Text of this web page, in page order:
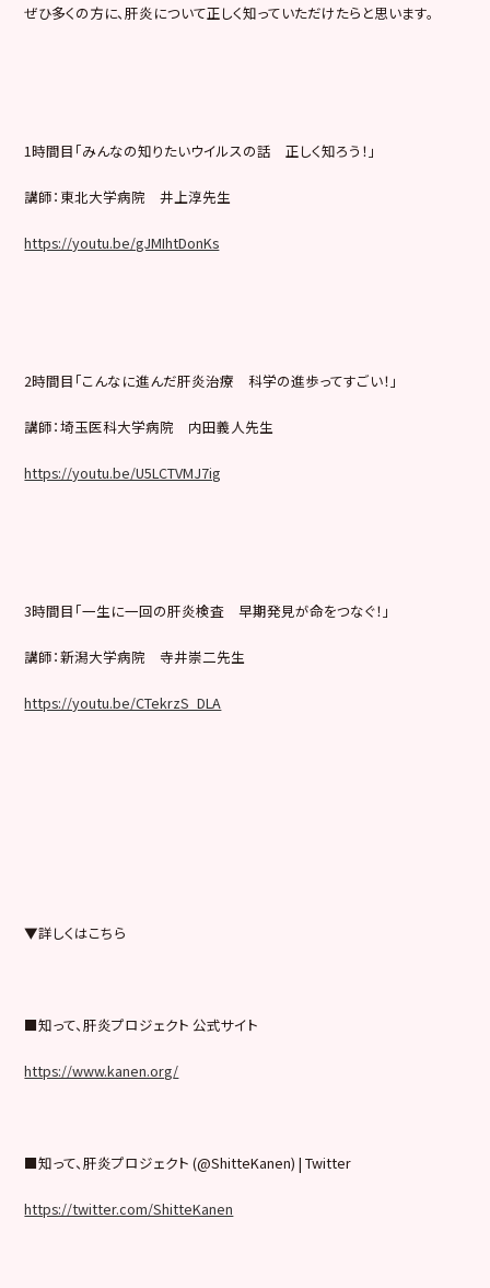
ぜひ多くの方に、肝炎について正しく知っていただけたらと思います。
1時間目「みんなの知りたいウイルスの話 正しく知ろう！」
講師：東北大学病院 井上淳先生
https://youtu.be/gJMIhtDonKs
2時間目「こんなに進んだ肝炎治療 科学の進歩ってすごい！」
講師：埼玉医科大学病院 内田義人先生
https://youtu.be/U5LCTVMJ7ig
3時間目「一生に一回の肝炎検査 早期発見が命をつなぐ！」
講師：新潟大学病院 寺井崇二先生
https://youtu.be/CTekrzS_DLA
▼詳しくはこちら
■知って、肝炎プロジェクト 公式サイト
https://www.kanen.org/
■知って、肝炎プロジェクト (@ShitteKanen) | Twitter
https://twitter.com/ShitteKanen